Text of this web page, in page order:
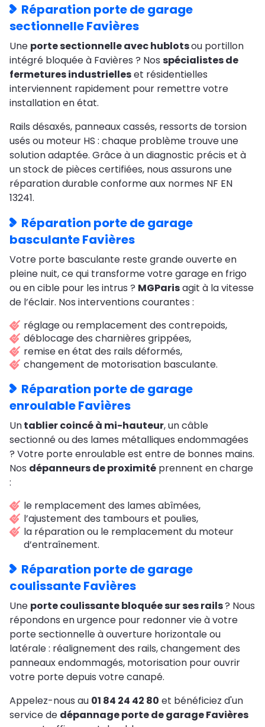
Réparation porte de garage
sectionnelle Favières
Une porte sectionnelle avec hublotsou portillon
intégré bloquée à Favières ? Nos spécialistes de
fermetures industrielleset résidentielles
interviennent rapidement pour remettre votre
installation en état.
Rails désaxés, panneaux cassés, ressorts de torsion
usés ou moteur HS : chaque problème trouve une
solution adaptée. Grâce à un diagnostic précis et à
un stock de pièces certifiées, nous assurons une
réparation durable conforme aux normes NF EN
13241.
Réparation porte de garage
basculante Favières
Votre porte basculante reste grande ouverte en
pleine nuit, ce qui transforme votre garage en frigo
ou en cible pour les intrus ? MGParisagit à la vitesse
de l’éclair. Nos interventions courantes :
réglage ou remplacement des contrepoids,
déblocage des charnières grippées,
remise en état des rails déformés,
changement de motorisation basculante.
Réparation porte de garage
enroulable Favières
Untablier coincé à mi-hauteur, un câble
sectionné ou des lames métalliques endommagées
? Votre porte enroulable est entre de bonnes mains.
Nos dépanneurs de proximité prennent en charge
:
le remplacement des lames abîmées,
l’ajustement des tambours et poulies,
la réparation ou le remplacement du moteur
d’entraînement.
Réparation porte de garage
coulissante Favières
Une porte coulissante bloquée sur ses rails? Nous
répondons en urgence pour redonner vie à votre
porte sectionnelle à ouverture horizontale ou
latérale : réalignement des rails, changement des
panneaux endommagés, motorisation pour ouvrir
votre porte depuis votre canapé.
Appelez-nous au 01 84 24 42 80 et bénéficiez d'un
service de dépannage porte de garage Favières